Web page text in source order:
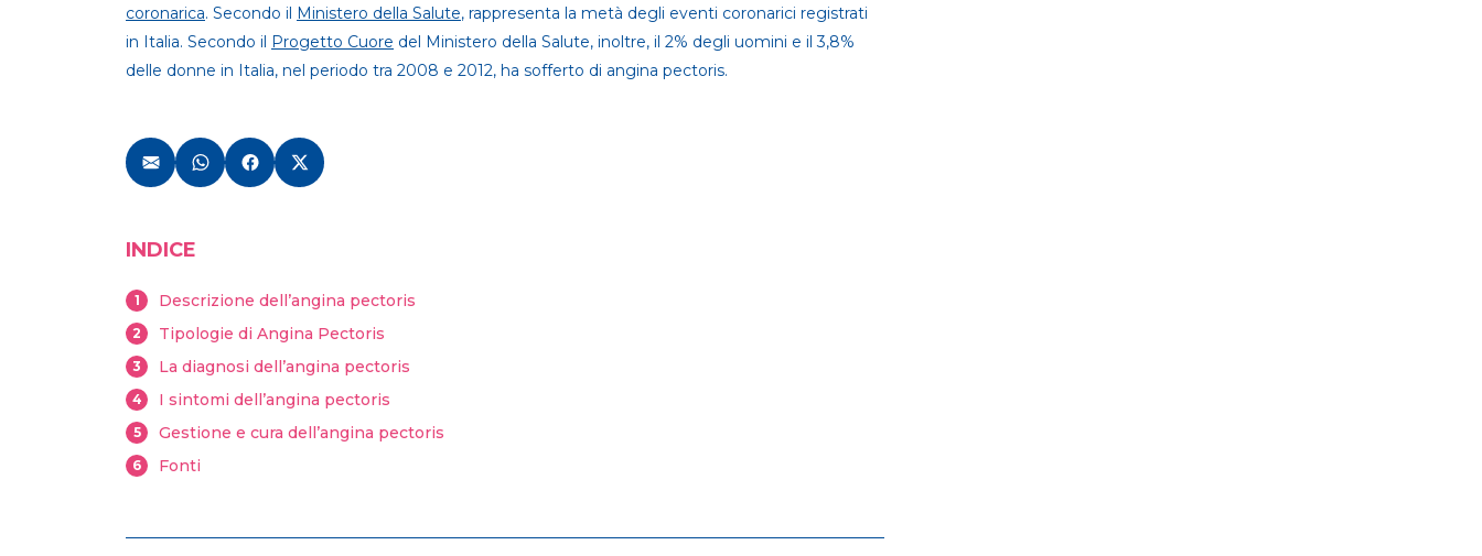
coronarica. Secondo il Ministero della Salute, rappresenta la metà degli eventi coronarici registrati
in Italia. Secondo il Progetto Cuore del Ministero della Salute, inoltre, il 2% degli uomini e il 3,8%
delle donne in Italia, nel periodo tra 2008 e 2012, ha sofferto di angina pectoris.
INDICE
1 Descrizione dell’angina pectoris
2 Tipologie di Angina Pectoris
3 La diagnosi dell’angina pectoris
4 I sintomi dell’angina pectoris
5 Gestione e cura dell’angina pectoris
6 Fonti